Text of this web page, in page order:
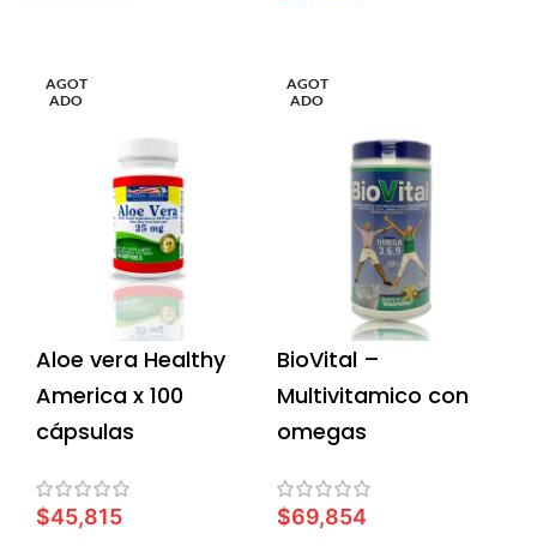
AGOT
ADO
Aloe vera Healthy
America x 100
cápsulas
$45,815
AGOT
ADO
BioVital –
Multivitamico con
omegas
$69,854